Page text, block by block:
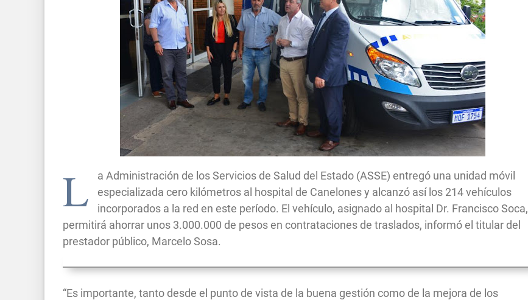
L
a Administración de los Servicios de Salud del Estado (ASSE) entregó una unidad móvil
especializada cero kilómetros al hospital de Canelones y alcanzó así los 214 vehículos
incorporados a la red en este período. El vehículo, asignado al hospital Dr. Francisco Soca,
permitirá ahorrar unos 3.000.000 de pesos en contrataciones de traslados, informó el titular del
prestador público, Marcelo Sosa.
“Es importante, tanto desde el punto de vista de la buena gestión como de la mejora de los